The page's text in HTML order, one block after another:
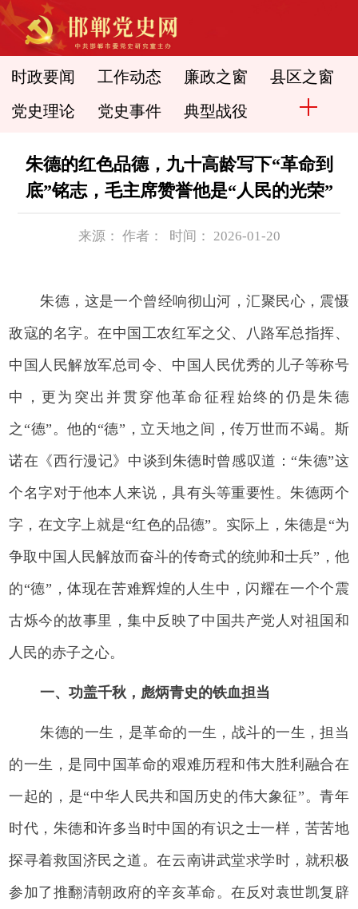
时政要闻 工作动态 廉政之窗 县区之窗
党史理论 党史事件 典型战役
朱德的红色品德，九十高龄写下“革命到
底”铭志，毛主席赞誉他是“人民的光荣”
来源： 作者： 时间： 2026-01-20
朱德，这是一个曾经响彻山河，汇聚民心，震慑
敌寇的名字。在中国工农红军之父、八路军总指挥、
中国人民解放军总司令、中国人民优秀的儿子等称号
中，更为突出并贯穿他革命征程始终的仍是朱德
之“德”。他的“德”，立天地之间，传万世而不竭。斯
诺在《西行漫记》中谈到朱德时曾感叹道：“朱德”这
个名字对于他本人来说，具有头等重要性。朱德两个
字，在文字上就是“红色的品德”。实际上，朱德是“为
争取中国人民解放而奋斗的传奇式的统帅和士兵”，他
的“德”，体现在苦难辉煌的人生中，闪耀在一个个震
古烁今的故事里，集中反映了中国共产党人对祖国和
人民的赤子之心。
一、功盖千秋，彪炳青史的铁血担当
朱德的一生，是革命的一生，战斗的一生，担当
的一生，是同中国革命的艰难历程和伟大胜利融合在
一起的，是“中华人民共和国历史的伟大象征”。青年
时代，朱德和许多当时中国的有识之士一样，苦苦地
探寻着救国济民之道。在云南讲武堂求学时，就积极
参加了推翻清朝政府的辛亥革命。在反对袁世凯复辟